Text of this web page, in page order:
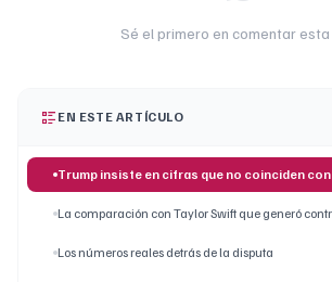
Sé el primero en comentar esta
EN ESTE ARTÍCULO
Trump insiste en cifras que no coinciden
La comparación con Taylor Swift que generó
Los números reales detrás de la disputa